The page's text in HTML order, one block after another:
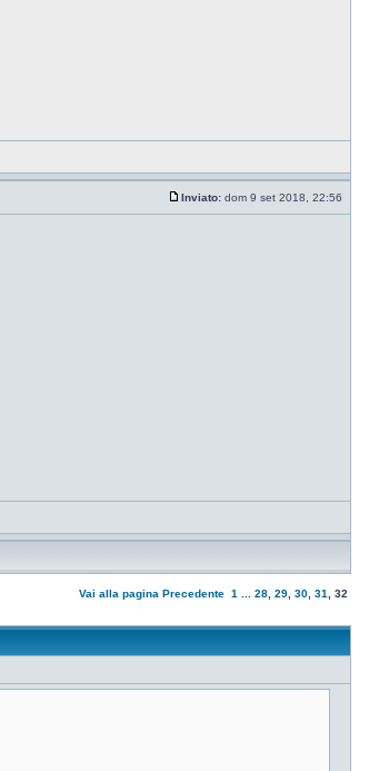
Inviato: dom 9 set 2018, 22:56
Vai alla pagina Precedente 1 28 29 30 31 32